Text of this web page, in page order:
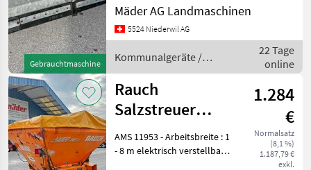
Gebrauchtmaschine
Schildhöhe : 980 mm ca.
Seitliche Bodenanpassung
Mäder AG Landmaschinen
5524 Niederwil AG
Kommunalgeräte /
Fliegl
22 Tage
online
Rauch
Salzstreuer
AXEO 18.1 GW
1.284
€
Normalsatz
(8,1 %)
1.187,79 €
exkl.
AMS 11953 - Arbeitsbreite : 1
- 8 m elektrisch verstellbar -